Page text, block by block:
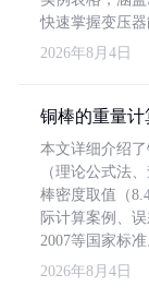
快速掌握变压器
2026年8月4日
铜棒的重量
本文详细介绍
（理论公式法
棒密度取值（
际计算案例、
2007等国家标准
2026年8月4日